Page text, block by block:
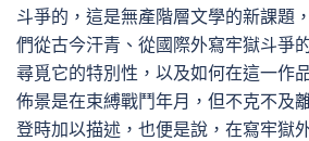
斗爭的，這是無產階層文學的新課題
們從古今汗青、從國際外寫牢獄斗爭
尋覓它的特別性，以及如何在這一作
佈景是在束縛戰鬥年月，但不克不及
登時加以描述，也便是說，在寫牢獄